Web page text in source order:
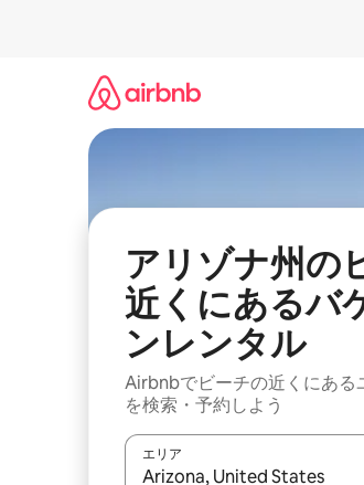
アリゾナ州の
近くにあるバ
ンレンタル
Airbnbでビーチの近くにある
を検索・予約しよう
エリア
検索結果が表示されたら、上